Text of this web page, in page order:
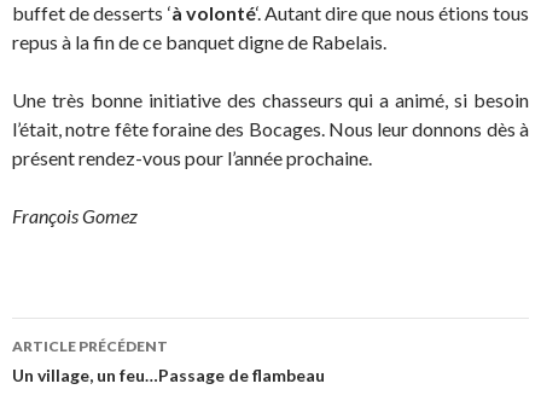
buffet de desserts ‘à volonté‘. Autant dire que nous étions tous
repus à la fin de ce banquet digne de Rabelais.
Une très bonne initiative des chasseurs qui a animé, si besoin
l’était, notre fête foraine des Bocages. Nous leur donnons dès à
présent rendez-vous pour l’année prochaine.
François Gomez
Navigation
des
ARTICLE PRÉCÉDENT
Un village, un feu…Passage de flambeau